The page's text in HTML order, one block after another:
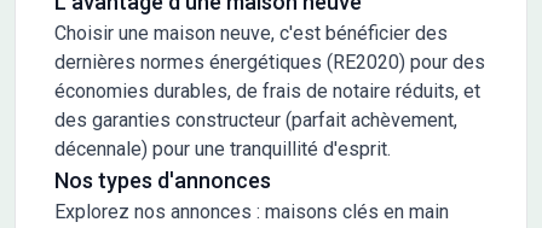
Choisir une maison neuve, c'est bénéficier des
dernières normes énergétiques (RE2020) pour des
économies durables, de frais de notaire réduits, et
des garanties constructeur (parfait achèvement,
décennale) pour une tranquillité d'esprit.
Nos types d'annonces
Explorez nos annonces : maisons clés en main